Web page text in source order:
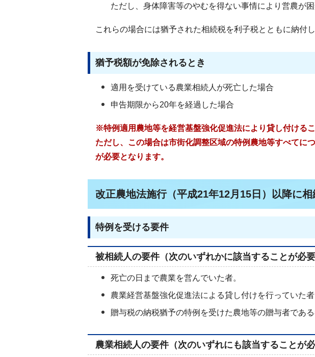
ただし、身体障害等のやむを得ない事情により営農が
これらの場合には猶予された相続税を利子税とともに納付
猶予税額が免除されるとき
適用を受けている農業相続人が死亡した場合
申告期限から20年を経過した場合
※特例適用農地等を経営基盤強化促進法により貸し付ける
ただし、この場合は市街化調整区域の特例農地等すべてに
が必要となります。
改正農地法施行（平成21年12月15日）以降に
特例を受ける要件
被相続人の要件（次のいずれかに該当することが必要
死亡の日まで農業を営んでいた者。
農業経営基盤強化促進法による貸し付けを行っていた者
贈与税の納税猶予の特例を受けた農地等の贈与者である
農業相続人の要件（次のいずれにも該当することが必